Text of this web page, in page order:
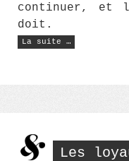
continuer, et
doit.
La suite …
« I
feel
Les